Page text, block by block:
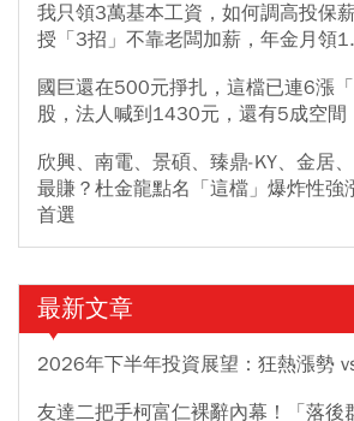
我只領3萬基本工資，如何調高投保
授「3招」不靠老闆加薪，年金月領
國巨還在500元掙扎，這檔已連6漲
股，法人喊到1430元，還有5成空間
欣興、南電、景碩、臻鼎-KY、金居
最賺？杜金龍點名「這檔」爆炸性強
首選
最新文章
2026年下半年投資展望：狂熱漲勢
友達二把手柯富仁裸辭內幕！「落後